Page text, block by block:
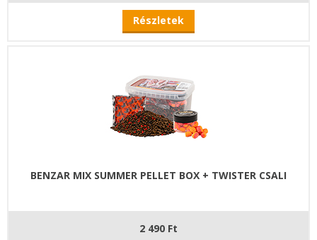
Részletek
BENZAR MIX SUMMER PELLET BOX + TWISTER CSALI
2 490 Ft